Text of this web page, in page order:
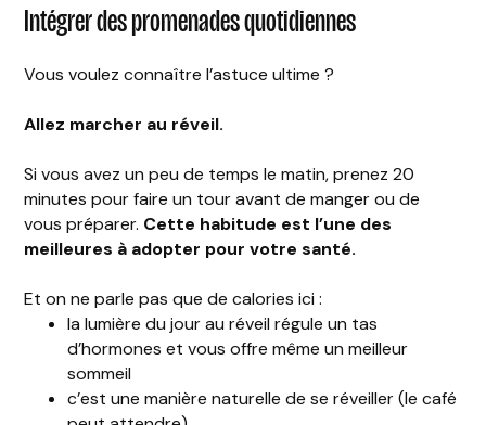
Intégrer des promenades quotidiennes
Vous voulez connaître l’astuce ultime ?
Allez marcher au réveil.
Si vous avez un peu de temps le matin, prenez 20
minutes pour faire un tour avant de manger ou de
vous préparer. Cette habitude est l’une des
meilleures à adopter pour votre santé.
Et on ne parle pas que de calories ici :
la lumière du jour au réveil régule un tas
d’hormones et vous offre même un meilleur
sommeil
c’est une manière naturelle de se réveiller (le café